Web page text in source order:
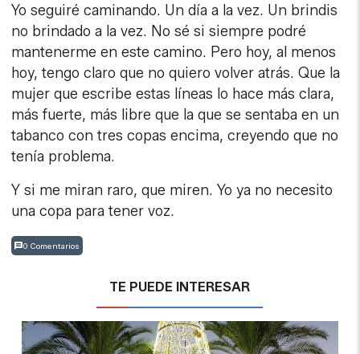
Yo seguiré caminando. Un día a la vez. Un brindis
no brindado a la vez. No sé si siempre podré
mantenerme en este camino. Pero hoy, al menos
hoy, tengo claro que no quiero volver atrás. Que la
mujer que escribe estas líneas lo hace más clara,
más fuerte, más libre que la que se sentaba en un
tabanco con tres copas encima, creyendo que no
tenía problema.
Y si me miran raro, que miren. Yo ya no necesito
una copa para tener voz.
0 Comentarios
TE PUEDE INTERESAR